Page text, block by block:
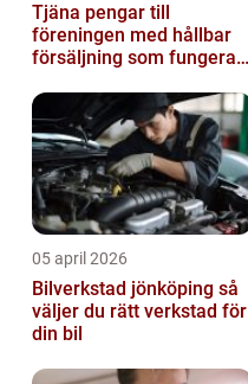
Tjäna pengar till
föreningen med hållbar
försäljning som fungerar
05 april 2026
Bilverkstad jönköping så
väljer du rätt verkstad för
din bil